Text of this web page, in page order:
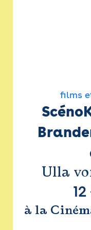
films
Ulla
12
à la